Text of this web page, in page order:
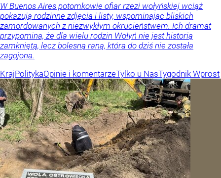
W Buenos Aires potomkowie ofiar rzezi wołyńskiej wciąż
pokazują rodzinne zdjęcia i listy, wspominając bliskich
zamordowanych z niezwykłym okrucieństwem. Ich dramat
przypomina, że dla wielu rodzin Wołyń nie jest historią
zamkniętą, lecz bolesną raną, która do dziś nie została
zagojona.
KrajPolitykaOpinie i komentarzeTylko u NasTygodnik Wprost